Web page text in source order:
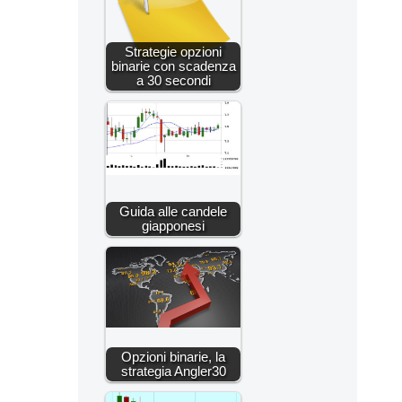
Strategie opzioni
binarie con scadenza
a 30 secondi
Guida alle candele
giapponesi
Opzioni binarie, la
strategia Angler30